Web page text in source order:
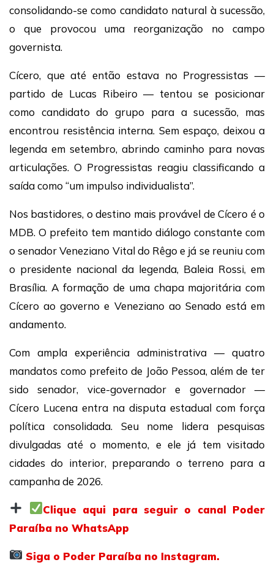
consolidando-se como candidato natural à sucessão,
o que provocou uma reorganização no campo
governista.
Cícero, que até então estava no Progressistas —
partido de Lucas Ribeiro — tentou se posicionar
como candidato do grupo para a sucessão, mas
encontrou resistência interna. Sem espaço, deixou a
legenda em setembro, abrindo caminho para novas
articulações. O Progressistas reagiu classificando a
saída como “um impulso individualista”.
Nos bastidores, o destino mais provável de Cícero é o
MDB. O prefeito tem mantido diálogo constante com
o senador Veneziano Vital do Rêgo e já se reuniu com
o presidente nacional da legenda, Baleia Rossi, em
Brasília. A formação de uma chapa majoritária com
Cícero ao governo e Veneziano ao Senado está em
andamento.
Com ampla experiência administrativa — quatro
mandatos como prefeito de João Pessoa, além de ter
sido senador, vice-governador e governador —
Cícero Lucena entra na disputa estadual com força
política consolidada. Seu nome lidera pesquisas
divulgadas até o momento, e ele já tem visitado
cidades do interior, preparando o terreno para a
campanha de 2026.
Clique aqui para seguir o canal Poder
Paraíba no WhatsApp
Siga o Poder Paraíba no Instagram.